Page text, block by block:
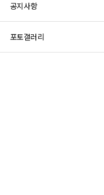
공지사항
포토갤러리